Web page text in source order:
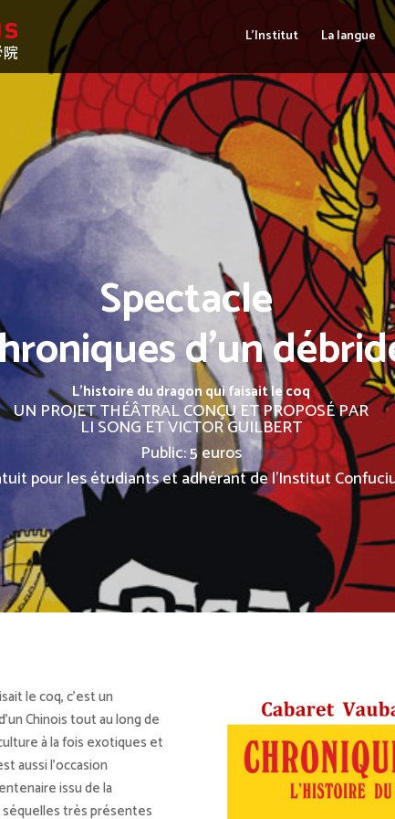
L’Institut La langue
Spectacle
d’un
L’histoire du dragon qui faisait le coq
UN PROJET THÉÂTRAL CONÇU ET PROPOSÉ PAR
LI SONG ET VICTOR GUILBERT
Public: 5 euros
pour les étudiants et adhérant de l’Institut
le coq, c’est un
Chinois tout au long de
à la fois exotiques et
aussi l’occasion
issu de la
séquelles très présentes